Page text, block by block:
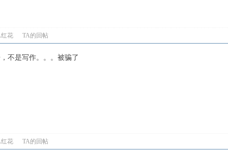
花 TA的回帖
不是写作。。。被骗了
花 TA的回帖